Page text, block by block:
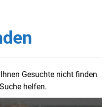
Gesuchte nicht finden
helfen.